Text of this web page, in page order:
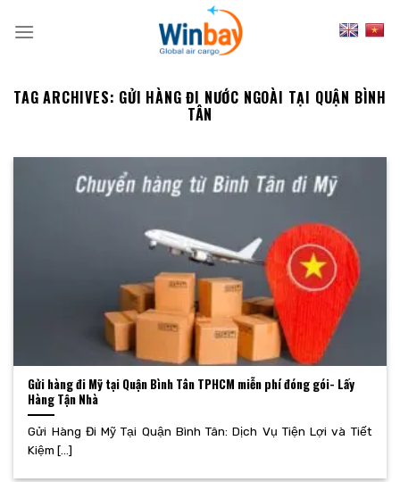
TAG ARCHIVES: GỬI HÀNG ĐI NƯỚC NGOÀI TẠI QUẬN BÌNH
TÂN
Gửi hàng đi Mỹ tại Quận Bình Tân TPHCM miễn phí đóng gói- Lấy
Hàng Tận Nhà
Gửi Hàng Đi Mỹ Tại Quận Bình Tân: Dịch Vụ Tiện Lợi và Tiết
Kiệm [...]